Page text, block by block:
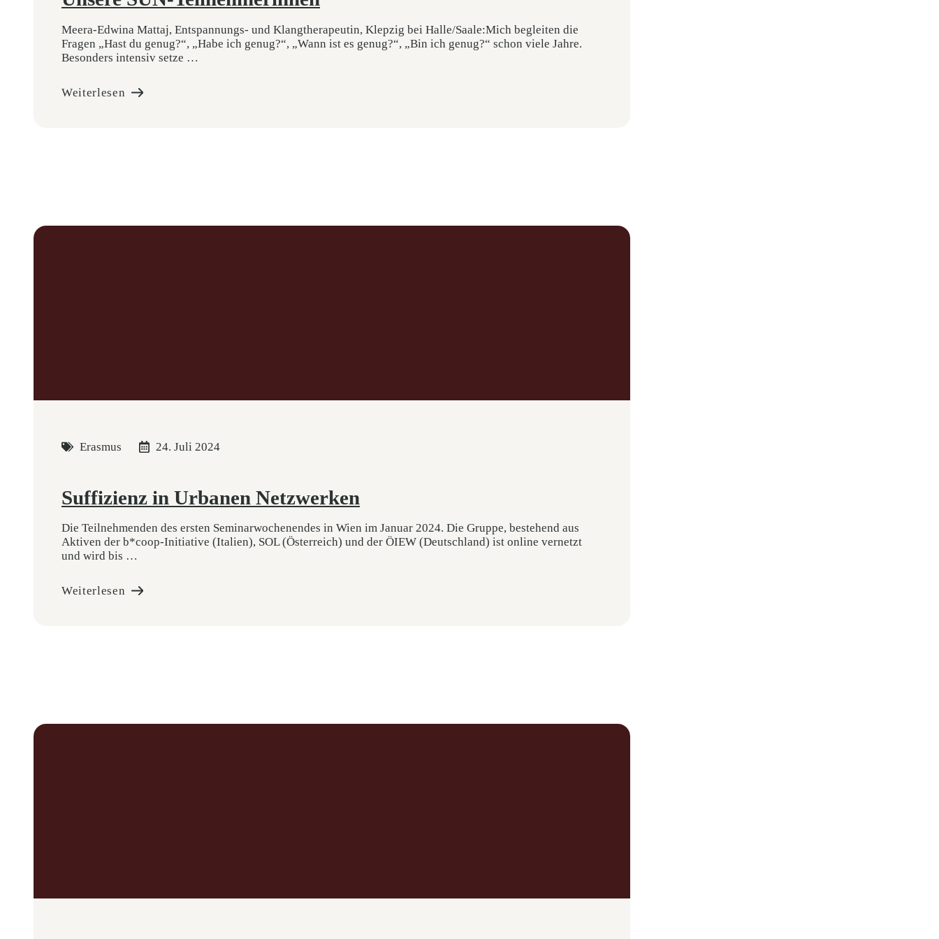
Meera-Edwina Mattaj, Entspannungs- und Klangtherapeutin, Klepzig bei Halle/Saale:Mich begleiten die
Fragen „Hast du genug?“, „Habe ich genug?“, „Wann ist es genug?“, „Bin ich genug?“ schon viele Jahre.
Besonders intensiv setze …
Weiterlesen
Erasmus 24. Juli 2024
Suffizienz in Urbanen Netzwerken
Die Teilnehmenden des ersten Seminarwochenendes in Wien im Januar 2024. Die Gruppe, bestehend aus
Aktiven der b*coop-Initiative (Italien), SOL (Österreich) und der ÖIEW (Deutschland) ist online vernetzt
und wird bis …
Weiterlesen